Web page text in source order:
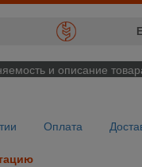
и описание
Оплата